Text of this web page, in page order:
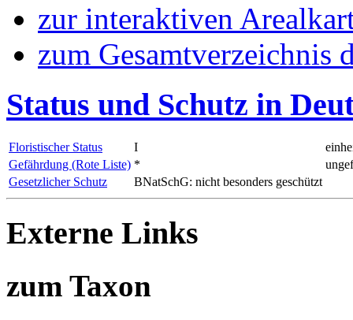
zur interaktiven
zum Gesamtverzeichnis
Status und Schutz in
Floristischer Status I
Gefährdung (Rote Liste) *
Gesetzlicher Schutz
BNatSchG: nicht besonders geschützt
Externe Links
zum Taxon